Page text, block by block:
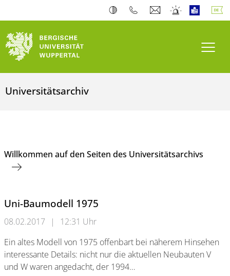
Universitätsarchiv
Willkommen auf den Seiten des Universitätsarchivs
Uni-Baumodell 1975
08.02.2017 |
12:31 Uhr
Ein altes Modell von 1975 offenbart bei näherem Hinsehen
interessante Details: nicht nur die aktuellen Neubauten V
und W waren angedacht, der 1994…